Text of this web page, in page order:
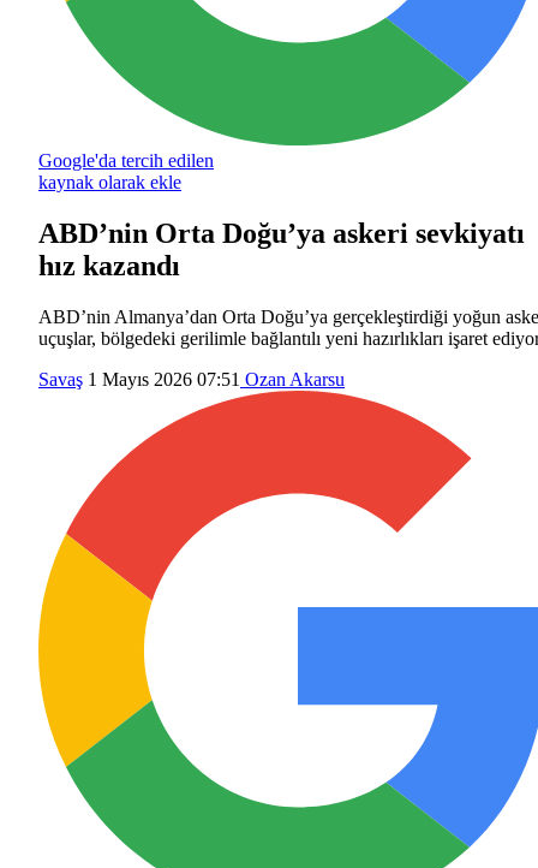
Google'da tercih edilen
kaynak olarak ekle
ABD’nin Orta Doğu’ya askeri sevkiyatı
hız kazandı
ABD’nin Almanya’dan Orta Doğu’ya gerçekleştirdiği yoğun
uçuşlar, bölgedeki gerilimle bağlantılı yeni hazırlıkları işaret
Savaş 1 Mayıs 2026 07:51 Ozan Akarsu